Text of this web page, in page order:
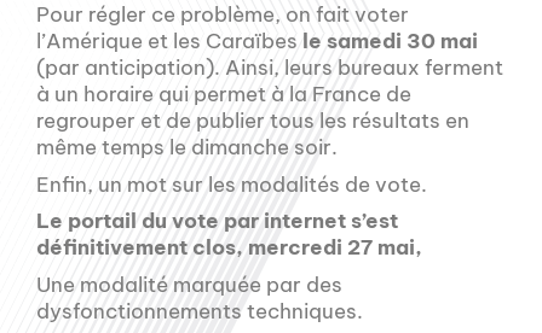
Pour régler ce problème, on fait voter
l’Amérique et les Caraïbes le samedi 30 mai
(par anticipation). Ainsi, leurs bureaux ferment
à un horaire qui permet à la France de
regrouper et de publier tous les résultats en
même temps le dimanche soir.
Enfin, un mot sur les modalités de vote.
Le portail du vote par internet s’est
définitivement clos, mercredi 27 mai,
Une modalité marquée par des
dysfonctionnements techniques.